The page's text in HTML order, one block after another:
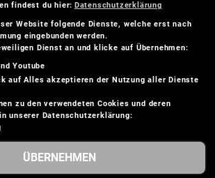
findest du hier: Datenschutzerklärung
Website folgende Dienste, welche erst nach
eingebunden werden.
Dienst an und klicke auf Übernehmen:
Youtube
auf Alles akzeptieren der Nutzung aller Dienste
zu den verwendeten Cookies und deren
unserer Datenschutzerklärung:
ÜBERNEHMEN